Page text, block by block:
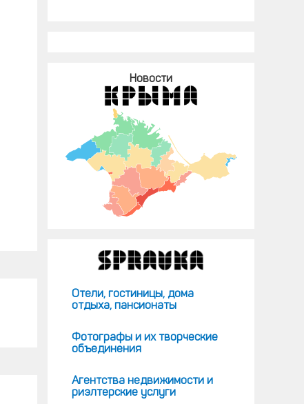
Новости
Отели, гостиницы, дома
отдыха, пансионаты
Фотографы и их творческие
объединения
Агентства недвижимости и
риэлтерские услуги